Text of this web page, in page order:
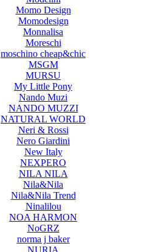
Momo Design
Momodesign
Monnalisa
Moreschi
moschino cheap&chic
MSGM
MURSU
My Little Pony
Nando Muzi
NANDO MUZZI
NATURAL WORLD
Neri & Rossi
Nero Giardini
New Italy
NEXPERO
NILA NILA
Nila&Nila
Nila&Nila Trend
Ninalilou
NOA HARMON
NoGRZ
norma j baker
NURIA